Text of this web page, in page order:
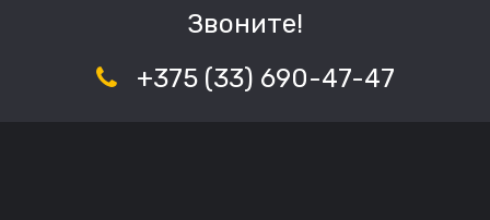
Звоните!
+375 (33) 690-47-47